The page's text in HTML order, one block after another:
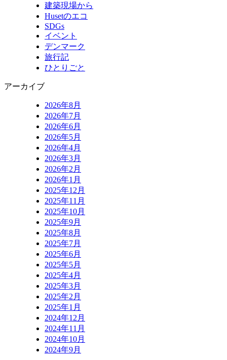
建築現場から
Husetのエコ
SDGs
イベント
デンマーク
旅行記
ひとりごと
アーカイブ
2026年8月
2026年7月
2026年6月
2026年5月
2026年4月
2026年3月
2026年2月
2026年1月
2025年12月
2025年11月
2025年10月
2025年9月
2025年8月
2025年7月
2025年6月
2025年5月
2025年4月
2025年3月
2025年2月
2025年1月
2024年12月
2024年11月
2024年10月
2024年9月